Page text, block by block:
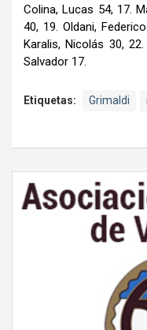
Colina, Lucas 54, 17.
40, 19. Oldani,
Karalis, Nicolás 30,
Salvador 17.
Etiquetas: Grimaldi